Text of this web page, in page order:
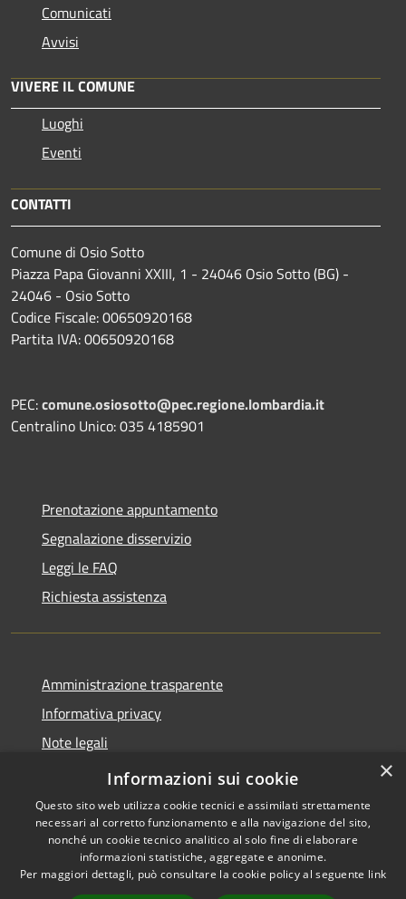
Comunicati
Avvisi
VIVERE IL COMUNE
Luoghi
Eventi
CONTATTI
Comune di Osio Sotto
Piazza Papa Giovanni XXIII, 1 - 24046 Osio Sotto (BG) -
24046 - Osio Sotto
Codice Fiscale: 00650920168
Partita IVA: 00650920168
PEC:comune.osiosotto@pec.regione.lombardia.it
Centralino Unico: 035 4185901
Prenotazione appuntamento
Segnalazione disservizio
Leggi le FAQ
Richiesta assistenza
Amministrazione trasparente
Informativa privacy
Note legali
Dichiarazione di accessibilità 2025
Accessibilità
Copyright © 2026 • Comune di
Osio Sotto • Powered by
×
Informazioni sui cookie
Questo sito web utilizza cookie tecnici e assimilati strettamente
necessari al corretto funzionamento e alla navigazione del sito,
nonché un cookie tecnico analitico al solo fine di elaborare
informazioni statistiche, aggregate e anonime.
Per maggiori dettagli, può consultare la cookie policy al seguente link